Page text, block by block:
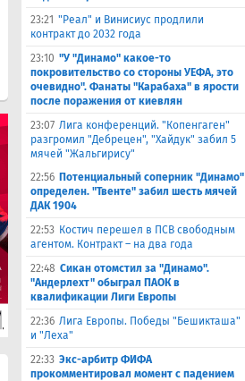
23:21 "Реал" и Винисиус продлили
контракт до 2032 года
23:10 "У "Динамо" какое-то
покровительство со стороны УЕФА, это
очевидно". Фанаты "Карабаха" в ярости
после поражения от киевлян
23:07 Лига конференций. "Копенгаген"
разгромил "Дебрецен", "Хайдук" забил 5
мячей "Жальгирису"
22:56 Потенциальный соперник "Динамо"
определен. "Твенте" забил шесть мячей
ДАК 1904
22:53 Костич перешел в ПСВ свободным
агентом. Контракт – на два года
22:48 Сикан отомстил за "Динамо".
"Андерлехт" обыграл ПАОК в
квалификации Лиги Европы
22:36 Лига Европы. Победы "Бешикташа"
и "Леха"
22:33 Экс-арбитр ФИФА
прокомментировал момент с падением